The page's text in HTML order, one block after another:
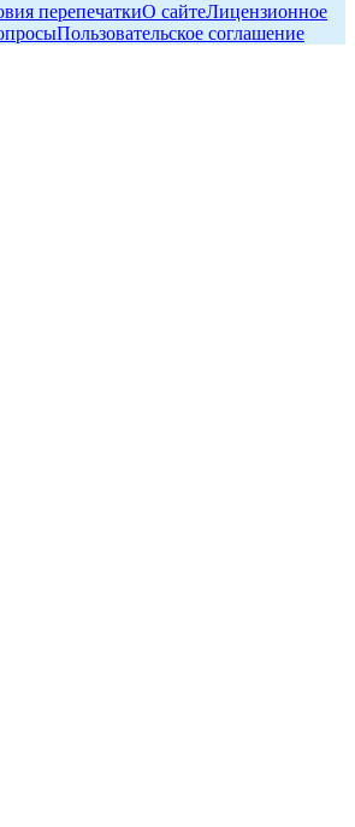
перепечаткиО сайтеЛицензионное
Пользовательское соглашение